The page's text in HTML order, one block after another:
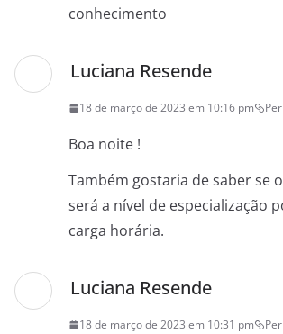
conhecimento
Luciana Resende
18 de março de 2023 em 10:16 pm
Boa noite !
Também gostaria de saber se
será a nível de especialização
carga horária.
Luciana Resende
18 de março de 2023 em 10:31 pm